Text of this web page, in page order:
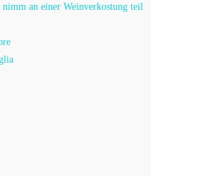
an einer Weinverkostung teil